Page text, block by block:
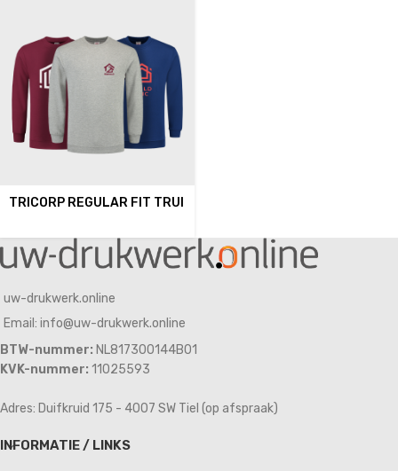
TRICORP REGULAR FIT TRUI
uw-drukwerk.online
Email: info@uw-drukwerk.online
BTW-nummer: NL817300144B01
KVK-nummer: 11025593
Adres: Duifkruid 175 - 4007 SW Tiel (op afspraak)
INFORMATIE / LINKS